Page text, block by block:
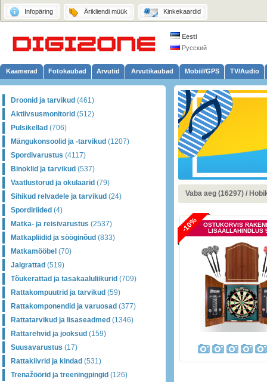
Infopäring Ärikliendi müük Kinkekaardid
Eesti
Русский
Kaamerad Fotokaubad Arvutid Arvutikaubad Mobiil/GPS TV/Audio
Droonid ja tarvikud (461)
Aktiivsusmonitorid (512)
Pulsikellad (706)
Mängukonsoolid ja -tarvikud (1207)
Spordivarustus (4117)
Binoklid ja tarvikud (537)
Vaatlustorud ja okulaarid (79)
Sihikud relvadele ja tarvikud (24)
Spordiriided (4)
Matka- ja reisivarustus (2537)
Matkapliidid ja sööginõud (833)
Matkamööbel (70)
Jalgrattad (519)
Tõukerattad ja tasakaaluliikurid (709)
Rattakompuutrid ja tarvikud (59)
Rattakomponendid ja varuosad (377)
Rattatarvikud ja lisaseadmed (1346)
Rattarehvid ja jooksud (159)
Suusavarustus (17)
Rattakiivrid ja kindad (531)
Trenažöörid ja treeningpingid (126)
Vaba aeg (16297) /
OSTUKORVIS
LISAALLAHINDLUS
-10%